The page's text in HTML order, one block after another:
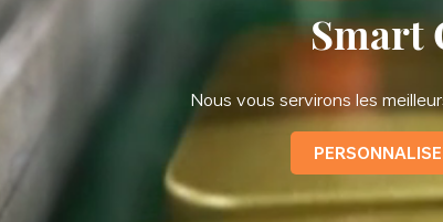
Smart
Nous vous servirons les